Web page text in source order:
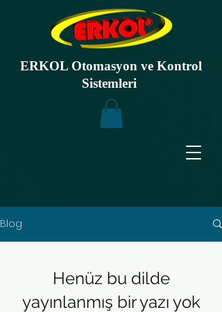
ERKOL Otomasyon ve Kontrol
Sistemleri
Blog
Henüz bu dilde
yayınlanmış bir yazı yok